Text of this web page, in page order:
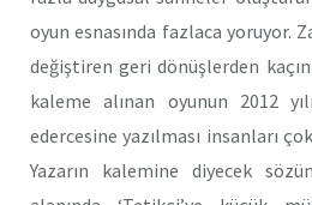
oyun esnasında fazlaca yoruyor.
değiştiren geri dönüşlerden
kaleme alınan oyunun 2012
edercesine yazılması insanları
Yazarın kalemine diyecek